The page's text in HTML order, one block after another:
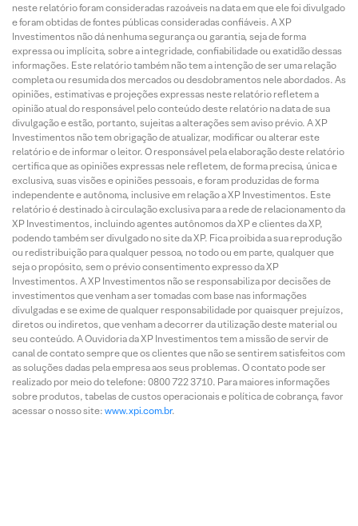
neste relatório foram consideradas razoáveis na data em que ele foi divulgado
e foram obtidas de fontes públicas consideradas confiáveis. A XP
Investimentos não dá nenhuma segurança ou garantia, seja de forma
expressa ou implícita, sobre a integridade, confiabilidade ou exatidão dessas
informações. Este relatório também não tem a intenção de ser uma relação
completa ou resumida dos mercados ou desdobramentos nele abordados. As
opiniões, estimativas e projeções expressas neste relatório refletem a
opinião atual do responsável pelo conteúdo deste relatório na data de sua
divulgação e estão, portanto, sujeitas a alterações sem aviso prévio. A XP
Investimentos não tem obrigação de atualizar, modificar ou alterar este
relatório e de informar o leitor. O responsável pela elaboração deste relatório
certifica que as opiniões expressas nele refletem, de forma precisa, única e
exclusiva, suas visões e opiniões pessoais, e foram produzidas de forma
independente e autônoma, inclusive em relação a XP Investimentos. Este
relatório é destinado à circulação exclusiva para a rede de relacionamento da
XP Investimentos, incluindo agentes autônomos da XP e clientes da XP,
podendo também ser divulgado no site da XP. Fica proibida a sua reprodução
ou redistribuição para qualquer pessoa, no todo ou em parte, qualquer que
seja o propósito, sem o prévio consentimento expresso da XP
Investimentos. A XP Investimentos não se responsabiliza por decisões de
investimentos que venham a ser tomadas com base nas informações
divulgadas e se exime de qualquer responsabilidade por quaisquer prejuízos,
diretos ou indiretos, que venham a decorrer da utilização deste material ou
seu conteúdo. A Ouvidoria da XP Investimentos tem a missão de servir de
canal de contato sempre que os clientes que não se sentirem satisfeitos com
as soluções dadas pela empresa aos seus problemas. O contato pode ser
realizado por meio do telefone: 0800 722 3710. Para maiores informações
sobre produtos, tabelas de custos operacionais e política de cobrança, favor
acessar o nosso site: www.xpi.com.br.